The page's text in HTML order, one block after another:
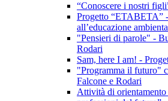
“Conoscere i nostri
Progetto “ETABETA”
all’educazione
"Pensieri di parole" -
Rodari
Sam, here I am! -
"Programma il futuro"
Falcone e Rodari
Attività di orientamento